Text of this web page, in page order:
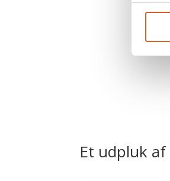
Et udpluk